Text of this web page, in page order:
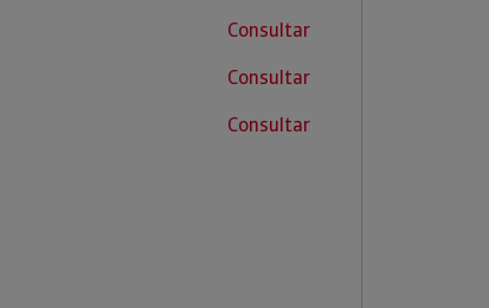
Consultar
Consultar
Consultar